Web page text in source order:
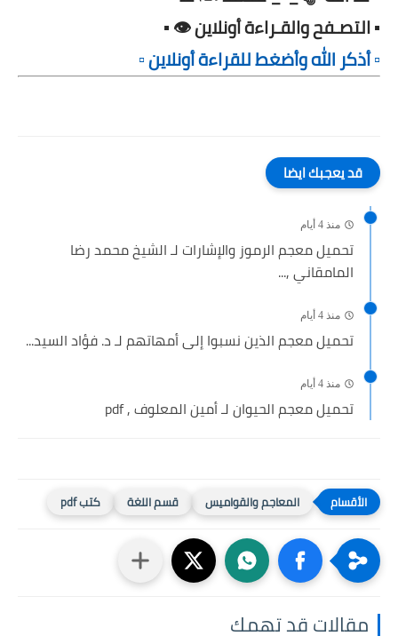
▪️ التصـفح والقـراءة أونلاين 👁️ ▪️
▫️ أذكر الله وأضغط للقراءة أونلاين ▫️
قد يعجبك ايضا
منذ 4 أيام
تحميل معجم الرموز والإشارات لـ الشيخ محمد رضا
المامقاني ,...
منذ 4 أيام
تحميل معجم الذين نسبوا إلى أمهاتهم لـ د. فؤاد السيد...
منذ 4 أيام
تحميل معجم الحيوان لـ أمين المعلوف , pdf
المعاجم والقواميس قسم اللغة كتب pdf
مقالات قد تهمك